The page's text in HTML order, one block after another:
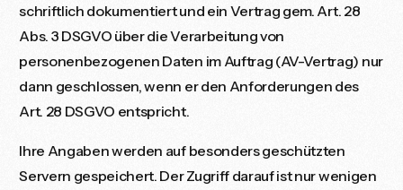
schriftlich dokumentiert und ein Vertrag gem. Art. 28
Abs. 3 DSGVO über die Verarbeitung von
personenbezogenen Daten im Auftrag (AV-Vertrag) nur
dann geschlossen, wenn er den Anforderungen des
Art. 28 DSGVO entspricht.
Ihre Angaben werden auf besonders geschützten
Servern gespeichert. Der Zugriff darauf ist nur wenigen